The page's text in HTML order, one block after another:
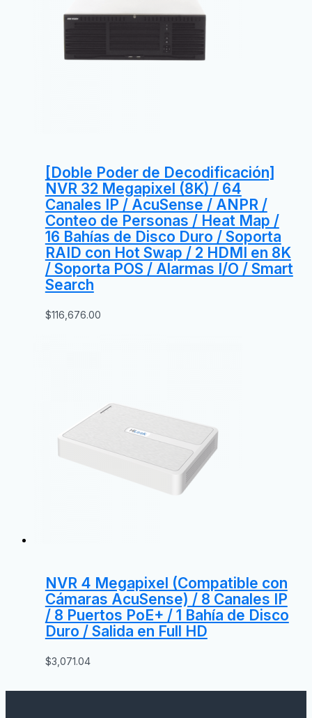
[Doble Poder de Decodificación]
NVR 32 Megapixel (8K) / 64
Canales IP / AcuSense / ANPR /
Conteo de Personas / Heat Map /
16 Bahías de Disco Duro / Soporta
RAID con Hot Swap / 2 HDMI en 8K
/ Soporta POS / Alarmas I/O / Smart
Search
$116,676.00
NVR 4 Megapixel (Compatible con
Cámaras AcuSense) / 8 Canales IP
/ 8 Puertos PoE+ / 1 Bahía de Disco
Duro / Salida en Full HD
$3,071.04